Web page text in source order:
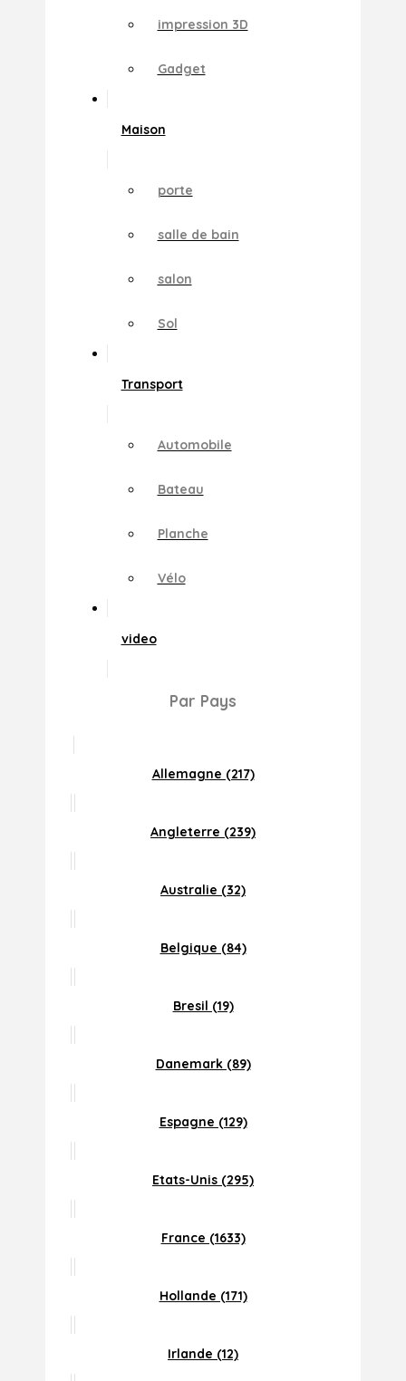
impression 3D
Gadget
Maison
porte
salle de bain
salon
Sol
Transport
Automobile
Bateau
Planche
Vélo
video
Par Pays
Allemagne (217)
Angleterre (239)
Australie (32)
Belgique (84)
Bresil (19)
Danemark (89)
Espagne (129)
Etats-Unis (295)
France (1633)
Hollande (171)
Irlande (12)